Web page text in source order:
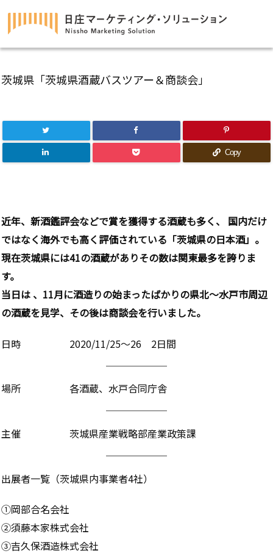
茨城県「茨城県酒蔵バスツアー＆商談会」
Copy
近年、新酒鑑評会などで賞を獲得する酒蔵も多く、 国内だけ
ではなく海外でも高く評価されている「茨城県の日本酒」。
現在茨城県には41の酒蔵がありその数は関東最多を誇りま
す。
当日は 、11月に酒造りの始まったばかりの県北～水戸市周辺
の酒蔵を見学、その後は商談会を行いました。
日時 2020/11/25～26 2日間
場所 各酒蔵、水戸合同庁舎
主催 茨城県産業戦略部産業政策課
出展者一覧（茨城県内事業者4社）
①岡部合名会社
②須藤本家株式会社
③吉久保酒造株式会社